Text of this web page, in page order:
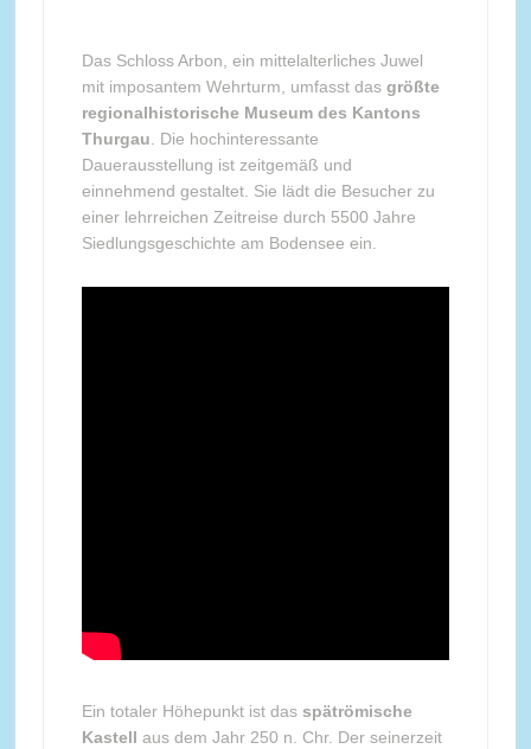
Das Schloss Arbon, ein mittelalterliches Juwel
mit imposantem Wehrturm, umfasst das größte
regionalhistorische Museum des Kantons
Thurgau. Die hochinteressante
Dauerausstellung ist zeitgemäß und
einnehmend gestaltet. Sie lädt die Besucher zu
einer lehrreichen Zeitreise durch 5500 Jahre
Siedlungsgeschichte am Bodensee ein.
Ein totaler Höhepunkt ist das spätrömische
Kastell aus dem Jahr 250 n. Chr. Der seinerzeit